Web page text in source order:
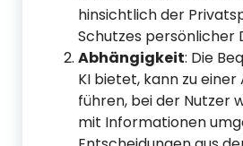
hinsichtlich der
Schutzes persönlicher
Abhängigkeit: Die
KI bietet, kann zu
führen, bei der Nutzer
mit Informationen